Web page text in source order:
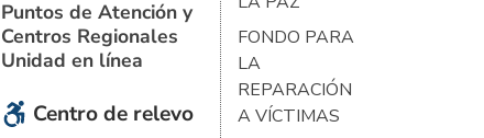
Puntos de Atención y
Centros Regionales
Unidad en línea
Centro de relevo
FONDO PARA
LA
REPARACIÓN
A VÍCTIMAS